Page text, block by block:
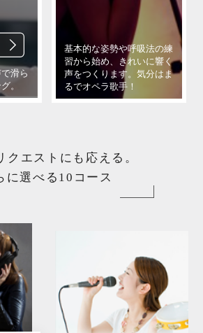
クエストにも応える。
に選べる10コース